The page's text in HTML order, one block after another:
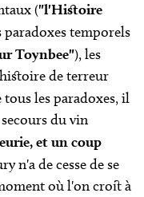
("l'Histoire
paradoxes temporels
Toynbee"), les
de terreur
tous les paradoxes, il
du vin
et un coup
n'a de cesse de se
où l'on croit à